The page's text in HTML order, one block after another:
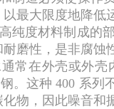
最大限度地降低
纯度材料制成的
磨性，是非腐蚀
常在外壳或外
。这种 400 系
物，因此噪音和